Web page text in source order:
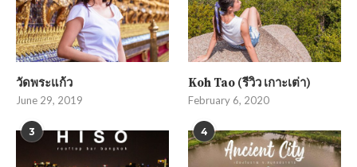
วัดพระแก้ว
June 29, 2019
Koh Tao (รีวิว เกาะเต่า)
February 6, 2020
3 4